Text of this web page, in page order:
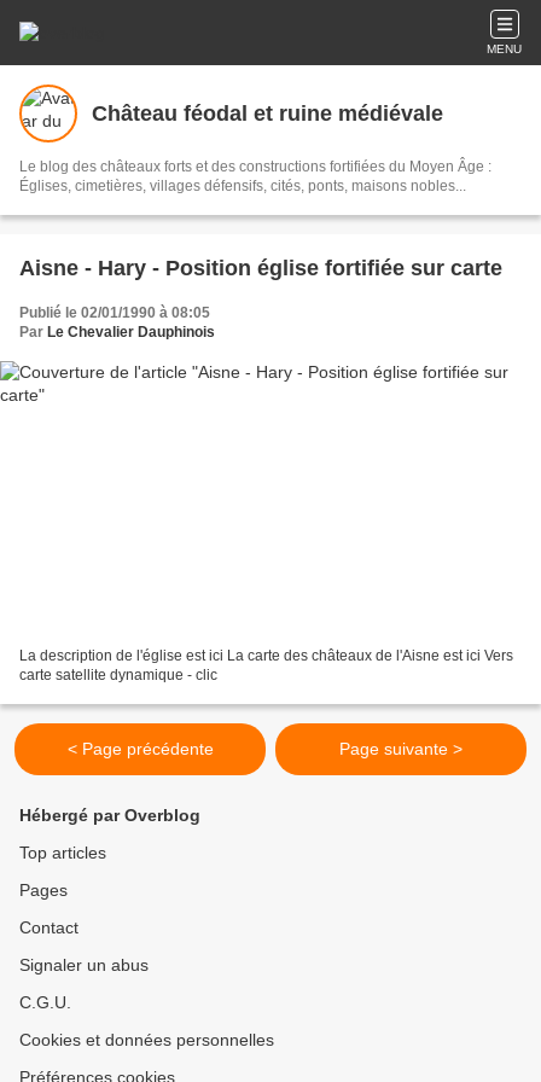
MENU
Château féodal et ruine médiévale
Le blog des châteaux forts et des constructions fortifiées du Moyen Âge :
Églises, cimetières, villages défensifs, cités, ponts, maisons nobles...
Aisne - Hary - Position église fortifiée sur carte
Publié le 02/01/1990 à 08:05
Par Le Chevalier Dauphinois
La description de l'église est ici La carte des châteaux de l'Aisne est ici Vers
carte satellite dynamique - clic
< Page précédente Page suivante >
Hébergé par Overblog
Top articles
Pages
Contact
Signaler un abus
C.G.U.
Cookies et données personnelles
Préférences cookies